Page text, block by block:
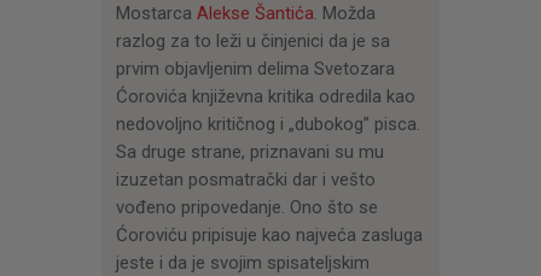
Mostarca Alekse Šantića. Možda
razlog za to leži u činjenici da je sa
prvim objavljenim delima Svetozara
Ćorovića književna kritika odredila kao
nedovoljno kritičnog i „dubokog” pisca.
Sa druge strane, priznavani su mu
izuzetan posmatrački dar i vešto
vođeno pripovedanje. Ono što se
Ćoroviću pripisuje kao najveća zasluga
jeste i da je svojim spisateljskim